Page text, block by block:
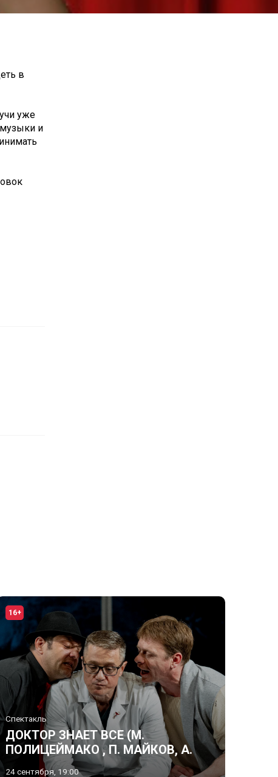
в
уже
и
16+
Спектакль
ДОКТОР ЗНАЕТ ВСЕ (М.
ПОЛИЦЕЙМАКО , П. МАЙКОВ, А.
МАКАРОВ)
24 сентября, 19:00